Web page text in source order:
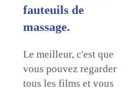
fauteuils de
massage.
Le meilleur, c'est que
vous pouvez regarder
tous les films et vous